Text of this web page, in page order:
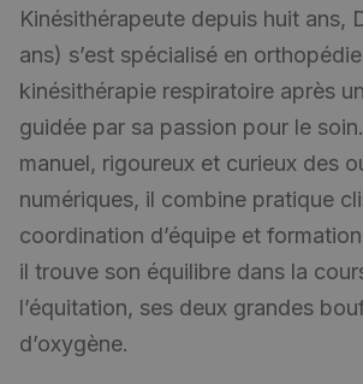
Kinésithérapeute depuis huit ans,
ans) s’est spécialisé en
kinésithérapie respiratoire après
guidée par sa passion pour le
manuel, rigoureux et curieux des
numériques, il combine pratique
coordination d’équipe et
il trouve son équilibre dans la
l’équitation, ses deux grandes
d’oxygène.